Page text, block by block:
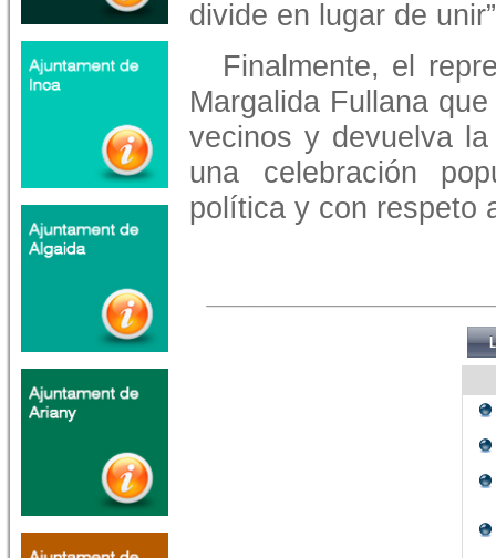
divide en lugar de
Finalmente, el
Margalida Fullana
vecinos y devuelva
una celebración
política y con respeto